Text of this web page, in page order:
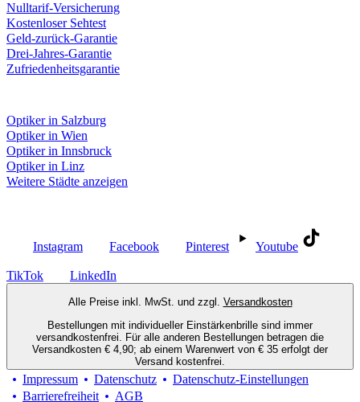
Nulltarif-Versicherung
Kostenloser Sehtest
Geld-zurück-Garantie
Drei-Jahres-Garantie
Zufriedenheitsgarantie
Optiker in Salzburg
Optiker in Wien
Optiker in Innsbruck
Optiker in Linz
Weitere Städte anzeigen
Instagram Facebook Pinterest Youtube
TikTok LinkedIn
Alle Preise inkl. MwSt. und zzgl. Versandkosten
Bestellungen mit individueller Einstärkenbrille sind immer
versandkostenfrei. Für alle anderen Bestellungen betragen die
Versandkosten € 4,90; ab einem Warenwert von € 35 erfolgt der
Versand kostenfrei.
Impressum Datenschutz
Datenschutz-Einstellungen
Barrierefreiheit
AGB